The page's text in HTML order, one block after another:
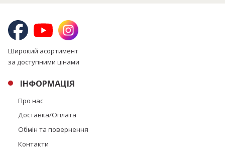
Широкий асортимент
за доступними цінами
ІНФОРМАЦІЯ
Про нас
Доставка/Оплата
Обмін та повернення
Контакти